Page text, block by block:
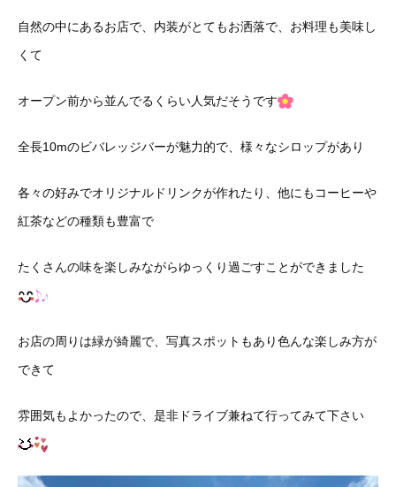
自然の中にあるお店で、内装がとてもお洒落で、お料理も美味し
くて
オープン前から並んでるくらい人気だそうです
全長10mのビバレッジバーが魅力的で、様々なシロップがあり
各々の好みでオリジナルドリンクが作れたり、他にもコーヒーや
紅茶などの種類も豊富で
たくさんの味を楽しみながらゆっくり過ごすことができました
お店の周りは緑が綺麗で、写真スポットもあり色んな楽しみ方が
できて
雰囲気もよかったので、是非ドライブ兼ねて行ってみて下さい